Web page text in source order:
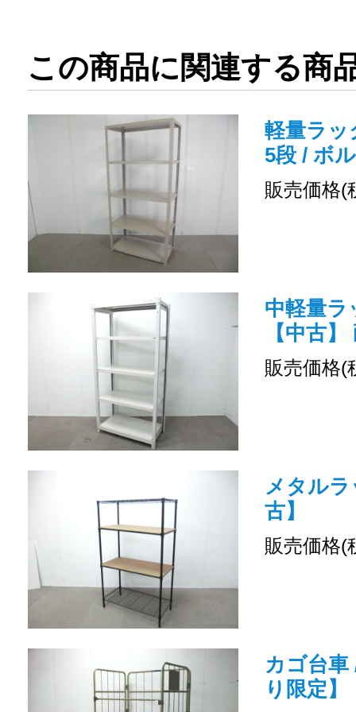
この商品に関連する商
軽量ラッ
5段 / ボ
販売価格(
中軽量ラ
【中古
販売価格(
メタル
古】
販売価格(
カゴ台
り限定】